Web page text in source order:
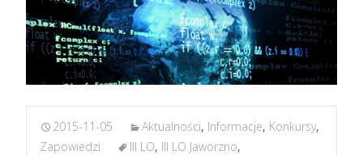
2015-11-05 Aktualności, Informacje, Konkursy,
Zapowiedzi
III LO, III LO Jaworzno,